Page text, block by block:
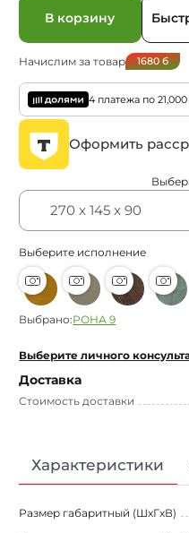
В корзину
Начислим за товар 1680б
4 платежа по21,000
Оформить
Выберите исполнение
Выбрано:РОНА 9
Выберите личного
Доставка
Стоимость доставки
Характеристики
Размер габаритный (ШxГxВ)